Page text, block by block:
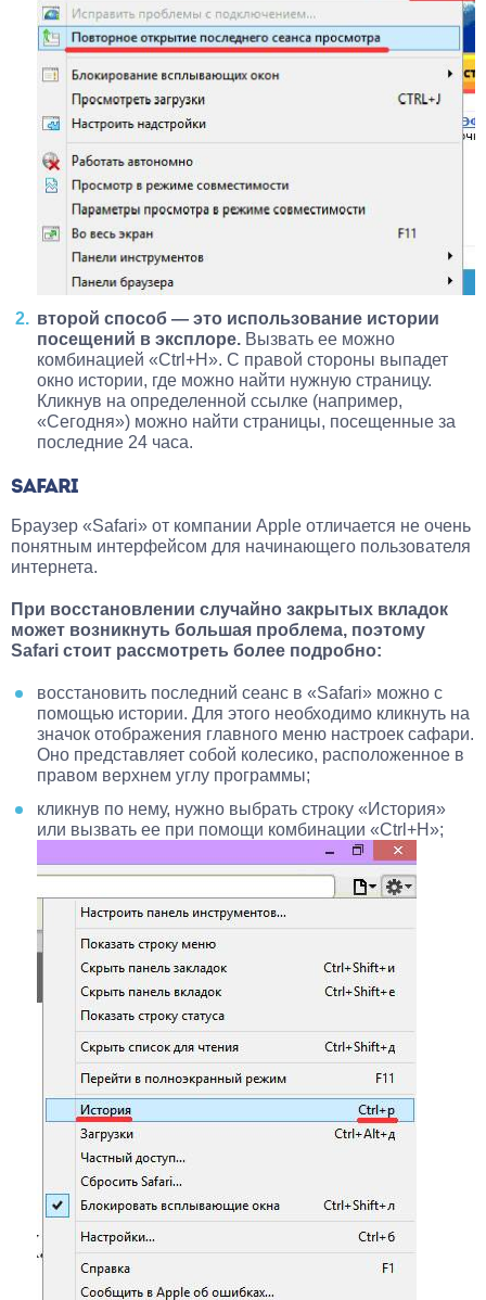
второй способ — это использование истории
посещений в эксплоре. Вызвать ее можно
комбинацией «Ctrl+H». С правой стороны выпадет
окно истории, где можно найти нужную страницу.
Кликнув на определенной ссылке (например,
«Сегодня») можно найти страницы, посещенные за
последние 24 часа.
SAFARI
Браузер «Safari» от компании Apple отличается не очень
понятным интерфейсом для начинающего пользователя
интернета.
При восстановлении случайно закрытых вкладок
может возникнуть большая проблема, поэтому
Safari стоит рассмотреть более подробно:
восстановить последний сеанс в «Safari» можно с
помощью истории. Для этого необходимо кликнуть на
значок отображения главного меню настроек сафари.
Оно представляет собой колесико, расположенное в
правом верхнем углу программы;
кликнув по нему, нужно выбрать строку «История»
или вызвать ее при помощи комбинации «Ctrl+H»;